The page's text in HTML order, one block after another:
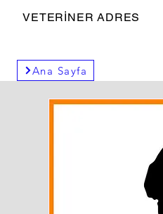
VETERİNER ADRES
Ana Sayfa